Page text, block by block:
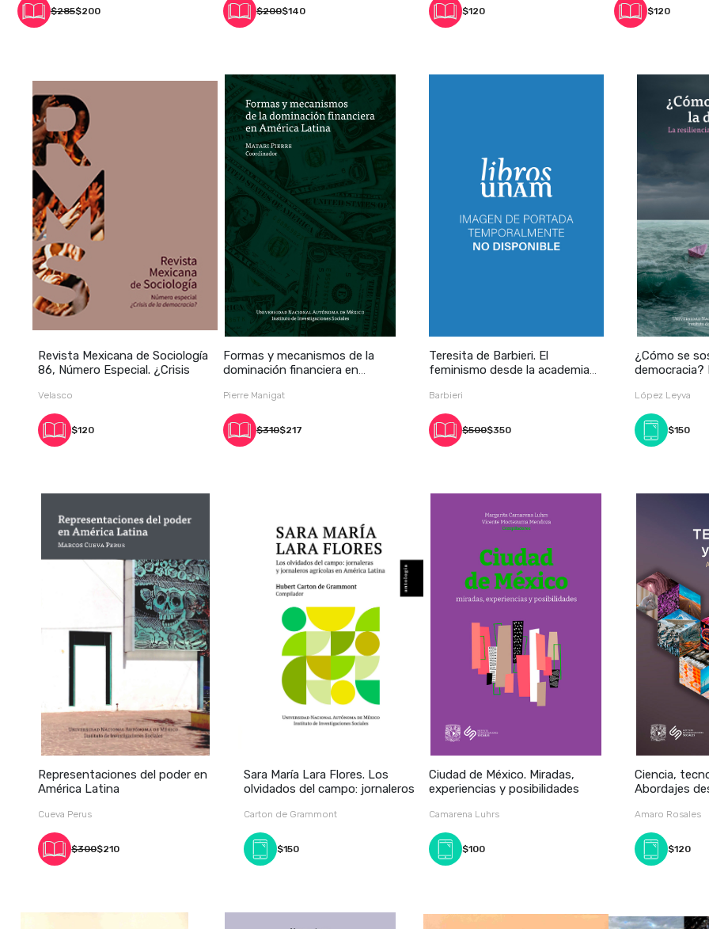
$285$200 $200$140 $120 $120
Revista Mexicana de Sociología
86, Número Especial. ¿Crisis
Velasco
$120
Formas y mecanismos de la
dominación financiera en
Pierre Manigat
$310$217
Teresita de Barbieri. El
feminismo desde la academia
Barbieri
$500$350
¿Cómo se
democracia? La resiliencia
López Leyva
$150
Representaciones del poder en
América Latina
Cueva Perus
$300$210
Sara María Lara Flores. Los
olvidados del campo: jornaleros
Carton de Grammont
$150
Ciudad de México. Miradas,
experiencias y posibilidades
Camarena Luhrs
$100
Ciencia,
Abordajes
Amaro Rosales
$120